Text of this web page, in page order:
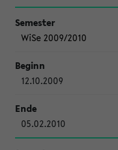
WiSe 2009/2010
12.10.2009
05.02.2010